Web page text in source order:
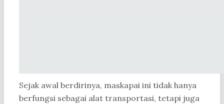
Sejak awal berdirinya, maskapai ini tidak hanya
berfungsi sebagai alat transportasi, tetapi juga